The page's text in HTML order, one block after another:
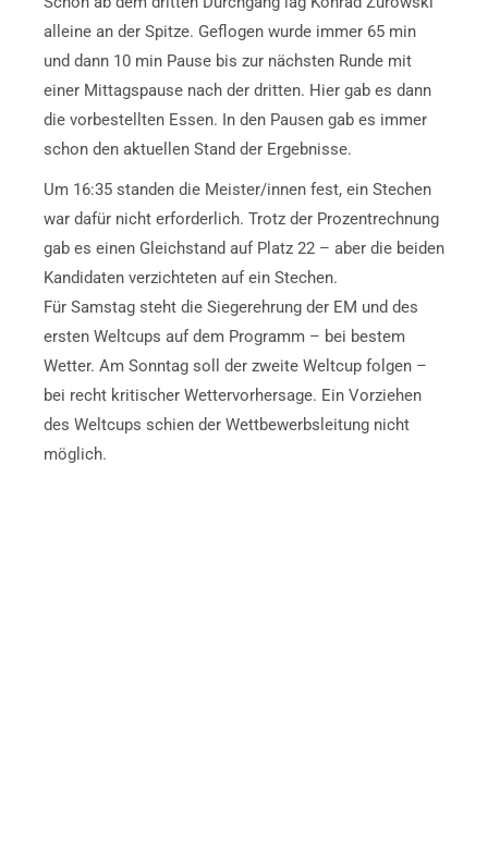
alleine an der Spitze. Geflogen wurde immer 65 min
und dann 10 min Pause bis zur nächsten Runde mit
einer Mittagspause nach der dritten. Hier gab es dann
die vorbestellten Essen. In den Pausen gab es immer
schon den aktuellen Stand der Ergebnisse.
Um 16:35 standen die Meister/innen fest, ein Stechen
war dafür nicht erforderlich. Trotz der Prozentrechnung
gab es einen Gleichstand auf Platz 22 – aber die beiden
Kandidaten verzichteten auf ein Stechen.
Für Samstag steht die Siegerehrung der EM und des
ersten Weltcups auf dem Programm – bei bestem
Wetter. Am Sonntag soll der zweite Weltcup folgen –
bei recht kritischer Wettervorhersage. Ein Vorziehen
des Weltcups schien der Wettbewerbsleitung nicht
möglich.